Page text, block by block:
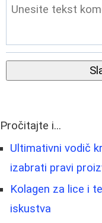
Pročitajte i...
Ultimativni vodič
izabrati pravi
Kolagen za lice i
iskustva